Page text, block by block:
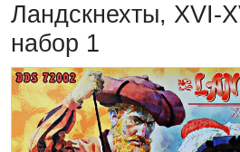
Ландскнехты, XVI-
набор 1